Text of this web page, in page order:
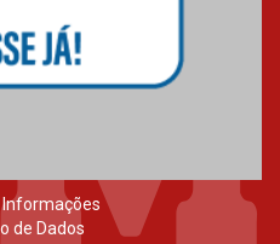
de Dados